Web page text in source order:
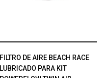
FILTRO DE AIRE BEACH RACE
LUBRICADO PARA KIT